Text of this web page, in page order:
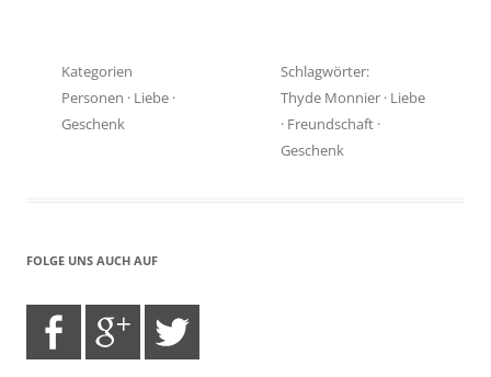
Kategorien
Personen · Liebe ·
Geschenk
Schlagwörter:
Thyde Monnier · Liebe
· Freundschaft ·
Geschenk
FOLGE UNS AUCH AUF